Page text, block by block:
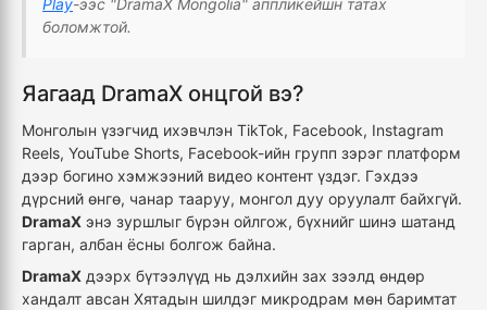
Play-ээс "DramaX Mongolia" аппликейшн татах
боломжтой.
Яагаад DramaX онцгой вэ?
Монголын үзэгчид ихэвчлэн TikTok, Facebook, Instagram
Reels, YouTube Shorts, Facebook-ийн групп зэрэг платформ
дээр богино хэмжээний видео контент үздэг. Гэхдээ
дүрсний өнгө, чанар тааруу, монгол дуу оруулалт байхгүй.
DramaX энэ зуршлыг бүрэн ойлгож, бүхнийг шинэ шатанд
гарган, албан ёсны болгож байна.
DramaX дээрх бүтээлүүд нь дэлхийн зах зээлд өндөр
хандалт авсан Хятадын шилдэг микродрам мөн баримтат